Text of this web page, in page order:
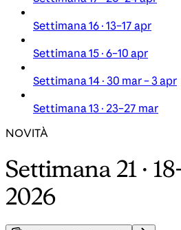
Settimana 16 · 13–17 apr
Settimana 15 · 6–10 apr
Settimana 14 · 30 mar – 3 apr
Settimana 13 · 23–27 mar
NOVITÀ
Settimana 21 ·
2026